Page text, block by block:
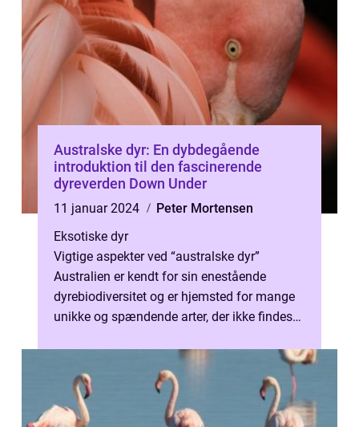
Australske dyr: En dybdegående
introduktion til den fascinerende
dyreverden Down Under
11 januar 2024
Peter Mortensen
Eksotiske dyr
Vigtige aspekter ved “australske dyr”
Australien er kendt for sin enestående
dyrebiodiversitet og er hjemsted for mange
unikke og spændende arter, der ikke findes